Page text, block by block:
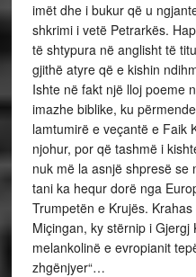
imët dhe i bukur që u
shkrimi i vetë Petrarkës.
të shtypura në anglisht të
gjithë atyre që e kishin
Ishte në fakt një lloj poeme
imazhe biblike, ku
lamtumirë e veçantë e Faik
njohur, por që tashmë i
nuk më la asnjë shpresë se
tani ka hequr dorë nga
Trumpetën e Krujës.
Miçingan, ky stërnip i Gjergj
melankolinë e evropianit
zhgënjyer“…